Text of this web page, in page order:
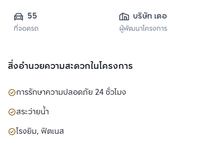
55
ที่จอดรถ
บริษัท เดอะ ช้อยส์
พร็อพเพอร์ตี้ ดี
ผู้พัฒนาโครงการ
สิ่งอำนวยความสะดวกในโครงการ
การรักษาความปลอดภัย 24 ชั่วโมง
สระว่ายน้ำ
โรงยิม, ฟิตเนส